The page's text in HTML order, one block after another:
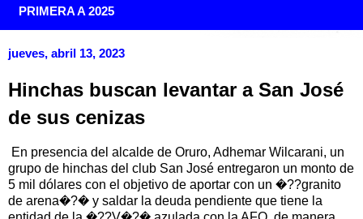
PRIMERA A 2025
jueves, abril 13, 2023
Hinchas buscan levantar a San José
de sus cenizas
En presencia del alcalde de Oruro, Adhemar Wilcarani, un
grupo de hinchas del club San José entregaron un monto de
5 mil dólares con el objetivo de aportar con un �??granito
de arena�?� y saldar la deuda pendiente que tiene la